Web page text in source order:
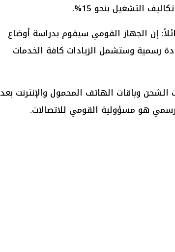
التشغيل بنحو 15%.
إن الجهاز القومي سيقوم بدراسة أوضاع
رسمية وستشمل الزيادات كافة الخدمات
وباقات الهاتف المحمول والإنترنت بعد
هو مسؤولية القومي للاتصالات.